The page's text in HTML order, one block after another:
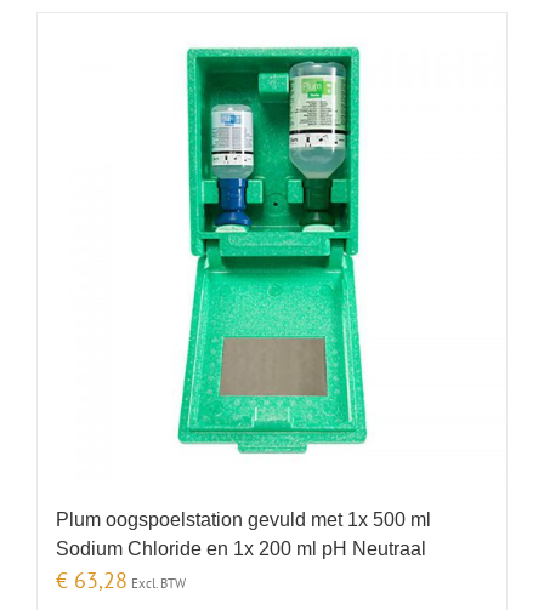
Plum oogspoelstation gevuld met 1x 500 ml
Sodium Chloride en 1x 200 ml pH Neutraal
€ 63,28 Excl. BTW